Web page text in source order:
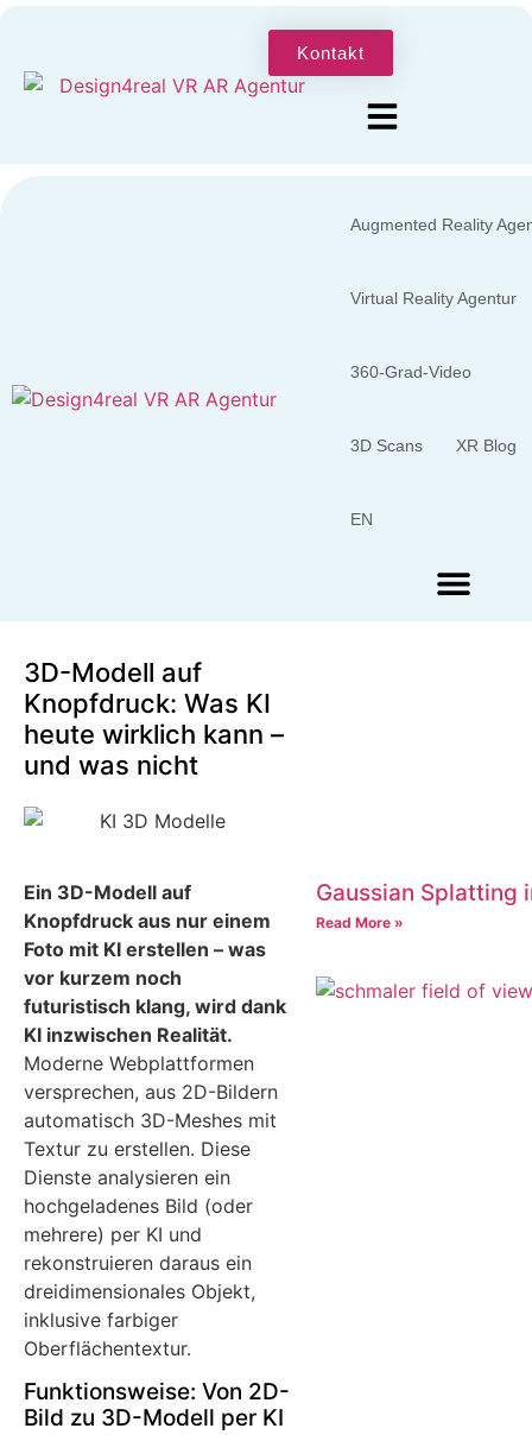
Kontakt
Augmented Reality
Virtual Reality Agentur
360-Grad-Video
3D Scans XR Blog
EN
3D-Modell auf
Knopfdruck: Was KI
heute wirklich kann –
und was nicht
Ein 3D-Modell auf
Knopfdruck aus nur einem
Foto mit KI erstellen – was
vor kurzem noch
futuristisch klang, wird dank
KI inzwischen Realität.
Moderne Webplattformen
versprechen, aus 2D-Bildern
automatisch 3D-Meshes mit
Textur zu erstellen. Diese
Dienste analysieren ein
hochgeladenes Bild (oder
mehrere) per KI und
rekonstruieren daraus ein
dreidimensionales Objekt,
inklusive farbiger
Oberflächentextur.
Funktionsweise: Von 2D-
Bild zu 3D-Modell per KI
Gaussian Splatting
Read More »